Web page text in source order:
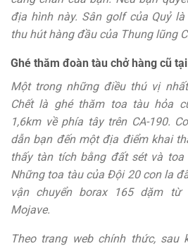
địa hình này. Sân golf của Quỷ
thu hút hàng đầu của Thung lũng
Ghé thăm đoàn tàu chở hàng cũ
Một trong những điều thú vị
Chết là ghé thăm toa tàu hỏa
1,6km về phía tây trên CA-190.
dẫn bạn đến một địa điểm khai
thấy tàn tích bằng đất sét và
Những toa tàu của Đội 20 con la
vận chuyển borax 165 dặm từ
Mojave.
Theo trang web chính thức, sau